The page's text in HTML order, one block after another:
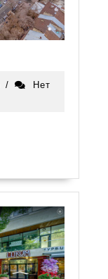
/
Нет